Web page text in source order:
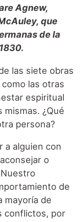
Agnew,
que
de la
las siete obras
las otras
espiritual
¿Qué
persona?
a alguien con
o
de
mayoría de
conflictos, por